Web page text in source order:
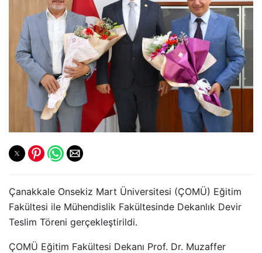
Çanakkale Onsekiz Mart Üniversitesi (ÇOMÜ) Eğitim
Fakültesi ile Mühendislik Fakültesinde Dekanlık Devir
Teslim Töreni gerçekleştirildi.
ÇOMÜ Eğitim Fakültesi Dekanı Prof. Dr. Muzaffer